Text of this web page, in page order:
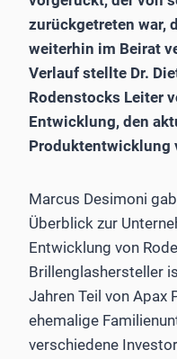
zurückgetreten war,
weiterhin im Beirat
Verlauf stellte Dr.
Rodenstocks Leiter
Entwicklung, den
Produktentwicklung
Marcus Desimoni
Überblick zur
Entwicklung von
Brillenglashersteller
Jahren Teil von Apax
ehemalige
verschiedene